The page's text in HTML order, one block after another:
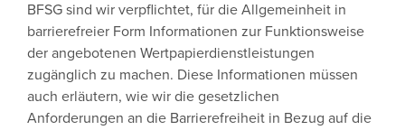
BFSG sind wir verpflichtet, für die Allgemeinheit in
barrierefreier Form Informationen zur Funktionsweise
der angebotenen Wertpapierdienstleistungen
zugänglich zu machen. Diese Informationen müssen
auch erläutern, wie wir die gesetzlichen
Anforderungen an die Barrierefreiheit in Bezug auf die